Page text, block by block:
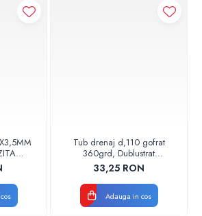
Tub drenaj d,110 gofrat
360grd, Dublustrat
verde/negru 110152 Drainkit
33,25 RON
Adauga in cos